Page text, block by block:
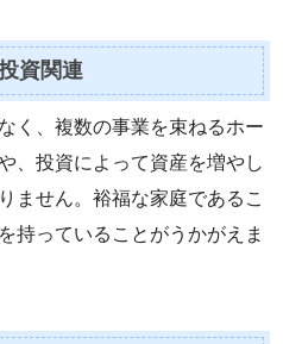
資関連
く、複数の事業を束ねるホー
、投資によって資産を増やし
ません。裕福な家庭であるこ
持っていることがうかがえま